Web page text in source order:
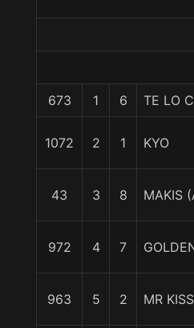
673 1 6 TE LO
1072 2 1 KYO
43 3 8 MAKIS
972 4 7
963 5 2 MR KISS